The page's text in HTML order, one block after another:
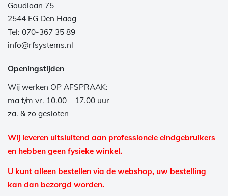
Goudlaan 75
2544 EG Den Haag
Tel: 070-367 35 89
info@rfsystems.nl
Openingstijden
Wij werken OP AFSPRAAK:
ma t/m vr. 10.00 – 17.00 uur
za. & zo gesloten
Wij leveren uitsluitend aan professionele eindgebruikers
en hebben geen fysieke winkel.
U kunt alleen bestellen via de webshop, uw bestelling
kan dan bezorgd worden.